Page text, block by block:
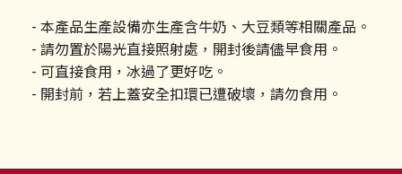
- 本產品生產設備亦生產含牛奶、大豆類等相關產品。
- 請勿置於陽光直接照射處，開封後請儘早食用。
- 可直接食用，冰過了更好吃。
- 開封前，若上蓋安全扣環已遭破壞，請勿食用。